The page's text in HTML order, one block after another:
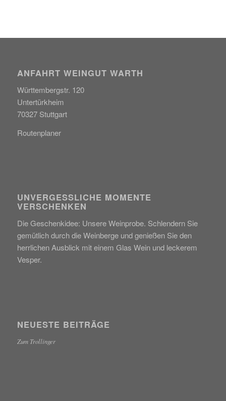
ANFAHRT WEINGUT WARTH
Württembergstr. 120
Untertürkheim
70327 Stuttgart
Routenplaner
UNVERGESSLICHE MOMENTE
VERSCHENKEN
Die Geschenkidee: Unsere Weinprobe. Schlendern Sie
gemütlich durch die Weinberge und genießen Sie den
herrlichen Ausblick mit einem Glas Wein und leckerem
Vesper.
NEUESTE BEITRÄGE
Zum Trollinger